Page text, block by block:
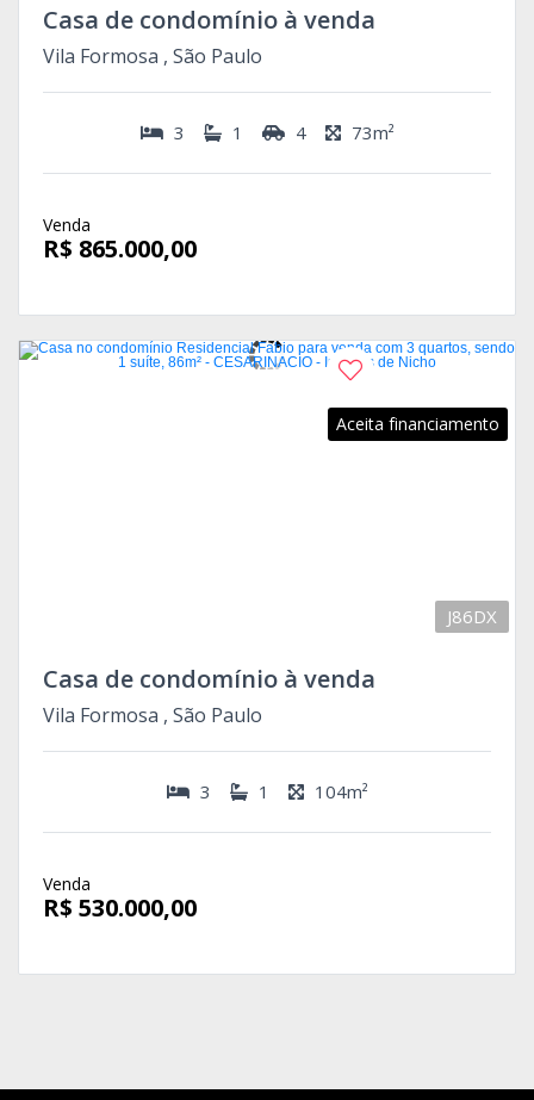
Casa de condomínio à venda
Vila Formosa , São Paulo
3 1 4 73m²
Venda
R$ 865.000,00
Aceita financiamento
J86DX
Casa de condomínio à venda
Vila Formosa , São Paulo
3 1 104m²
Venda
R$ 530.000,00